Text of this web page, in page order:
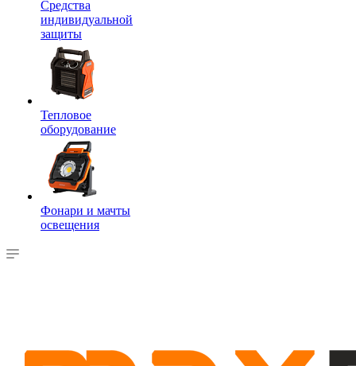
Средства
индивидуальной
защиты
Тепловое
оборудование
Фонари и мачты
освещения